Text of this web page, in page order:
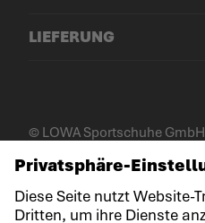
LIEFERUNG
© LOWA Sportschuhe GmbH
Impressum
Datenschutz